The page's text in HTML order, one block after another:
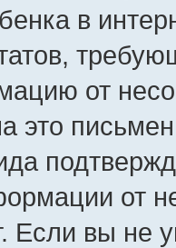
в
от
это
от
Если вы не